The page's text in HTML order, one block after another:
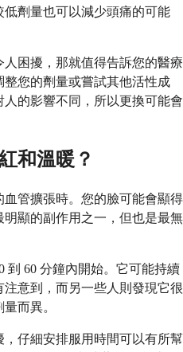
劑量也可以減少頭痛的可能
困擾，那就值得告訴您的醫療
您的劑量或嘗試其他活性成
的影響不同，所以更換可能會
和溫暖？
管擴張時。您的臉可能會顯得
顯的副作用之一，但也是最無
到 60 分鐘內開始。它可能持續
意到，而另一些人則發現它很
而異。
仔細安排服用時間可以有所幫